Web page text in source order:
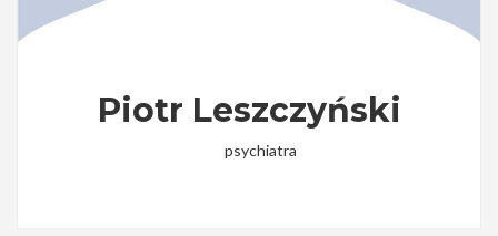
Piotr Leszczyński
psychiatra